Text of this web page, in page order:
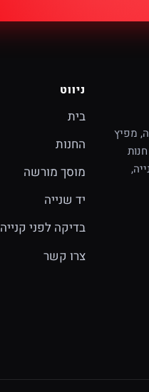
מפיץ
2000. מוסך, חנות
ניווט
בית
החנות
מוסך מורשה
יד שנייה
בדיקה לפני קנייה
צרו קשר